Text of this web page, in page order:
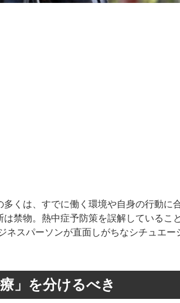
くは、すでに働く環境や自身の行動に
禁物。熱中症予防策を誤解しているこ
ネスパーソンが直面しがちなシチュエー
」を分けるべき